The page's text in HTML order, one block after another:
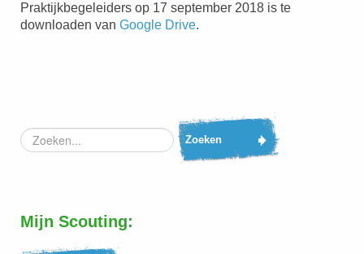
Praktijkbegeleiders op 17 september 2018 is te
downloaden van Google Drive.
Zoeken
Mijn Scouting: